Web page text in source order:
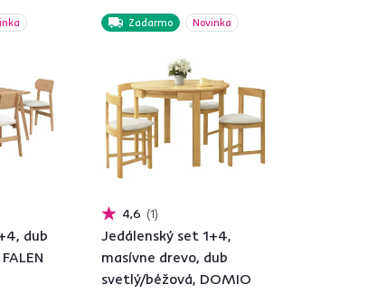
dub
Zadarmo Novinka
4,6 1
Jedálenský set 1+4,
masívne drevo, dub
svetlý/béžová, DOMIO